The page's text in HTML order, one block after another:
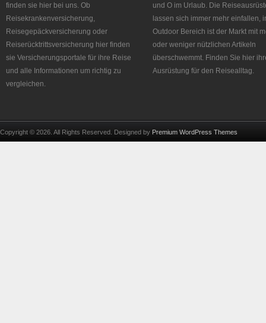
finden sie hier bei uns. Ob
Reisekrankenversicherung,
Reisegepäckversicherung oder
Reiserücktrittsversicherung hier finden
sie Versicherungsportale für ihre Reise
und alle Informationen um richtig zu
vergleichen.
und O im Urlaub. Die
lassen sich immer mehr einfallen,
Outdoor Bereich ist der Markt mit
oder weniger nützlichen Artikeln
überschwemmt. Finden Sie hier
Ausrüstung für den Reisealltag.
Copyright © 2026. All Rights Reserved. Designed by Premium WordPress Themes